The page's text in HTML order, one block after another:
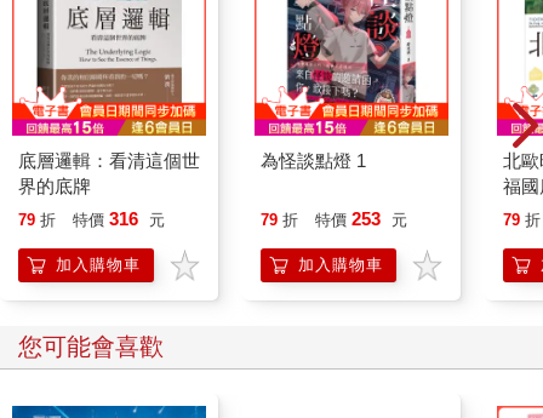
底層邏輯：看清這個世
界的底牌
79 折 特價 316 元
加入購物車
為怪談點燈 1
79 折 特價 253 元
加入購物車
北
福
79 折
您可能會喜歡